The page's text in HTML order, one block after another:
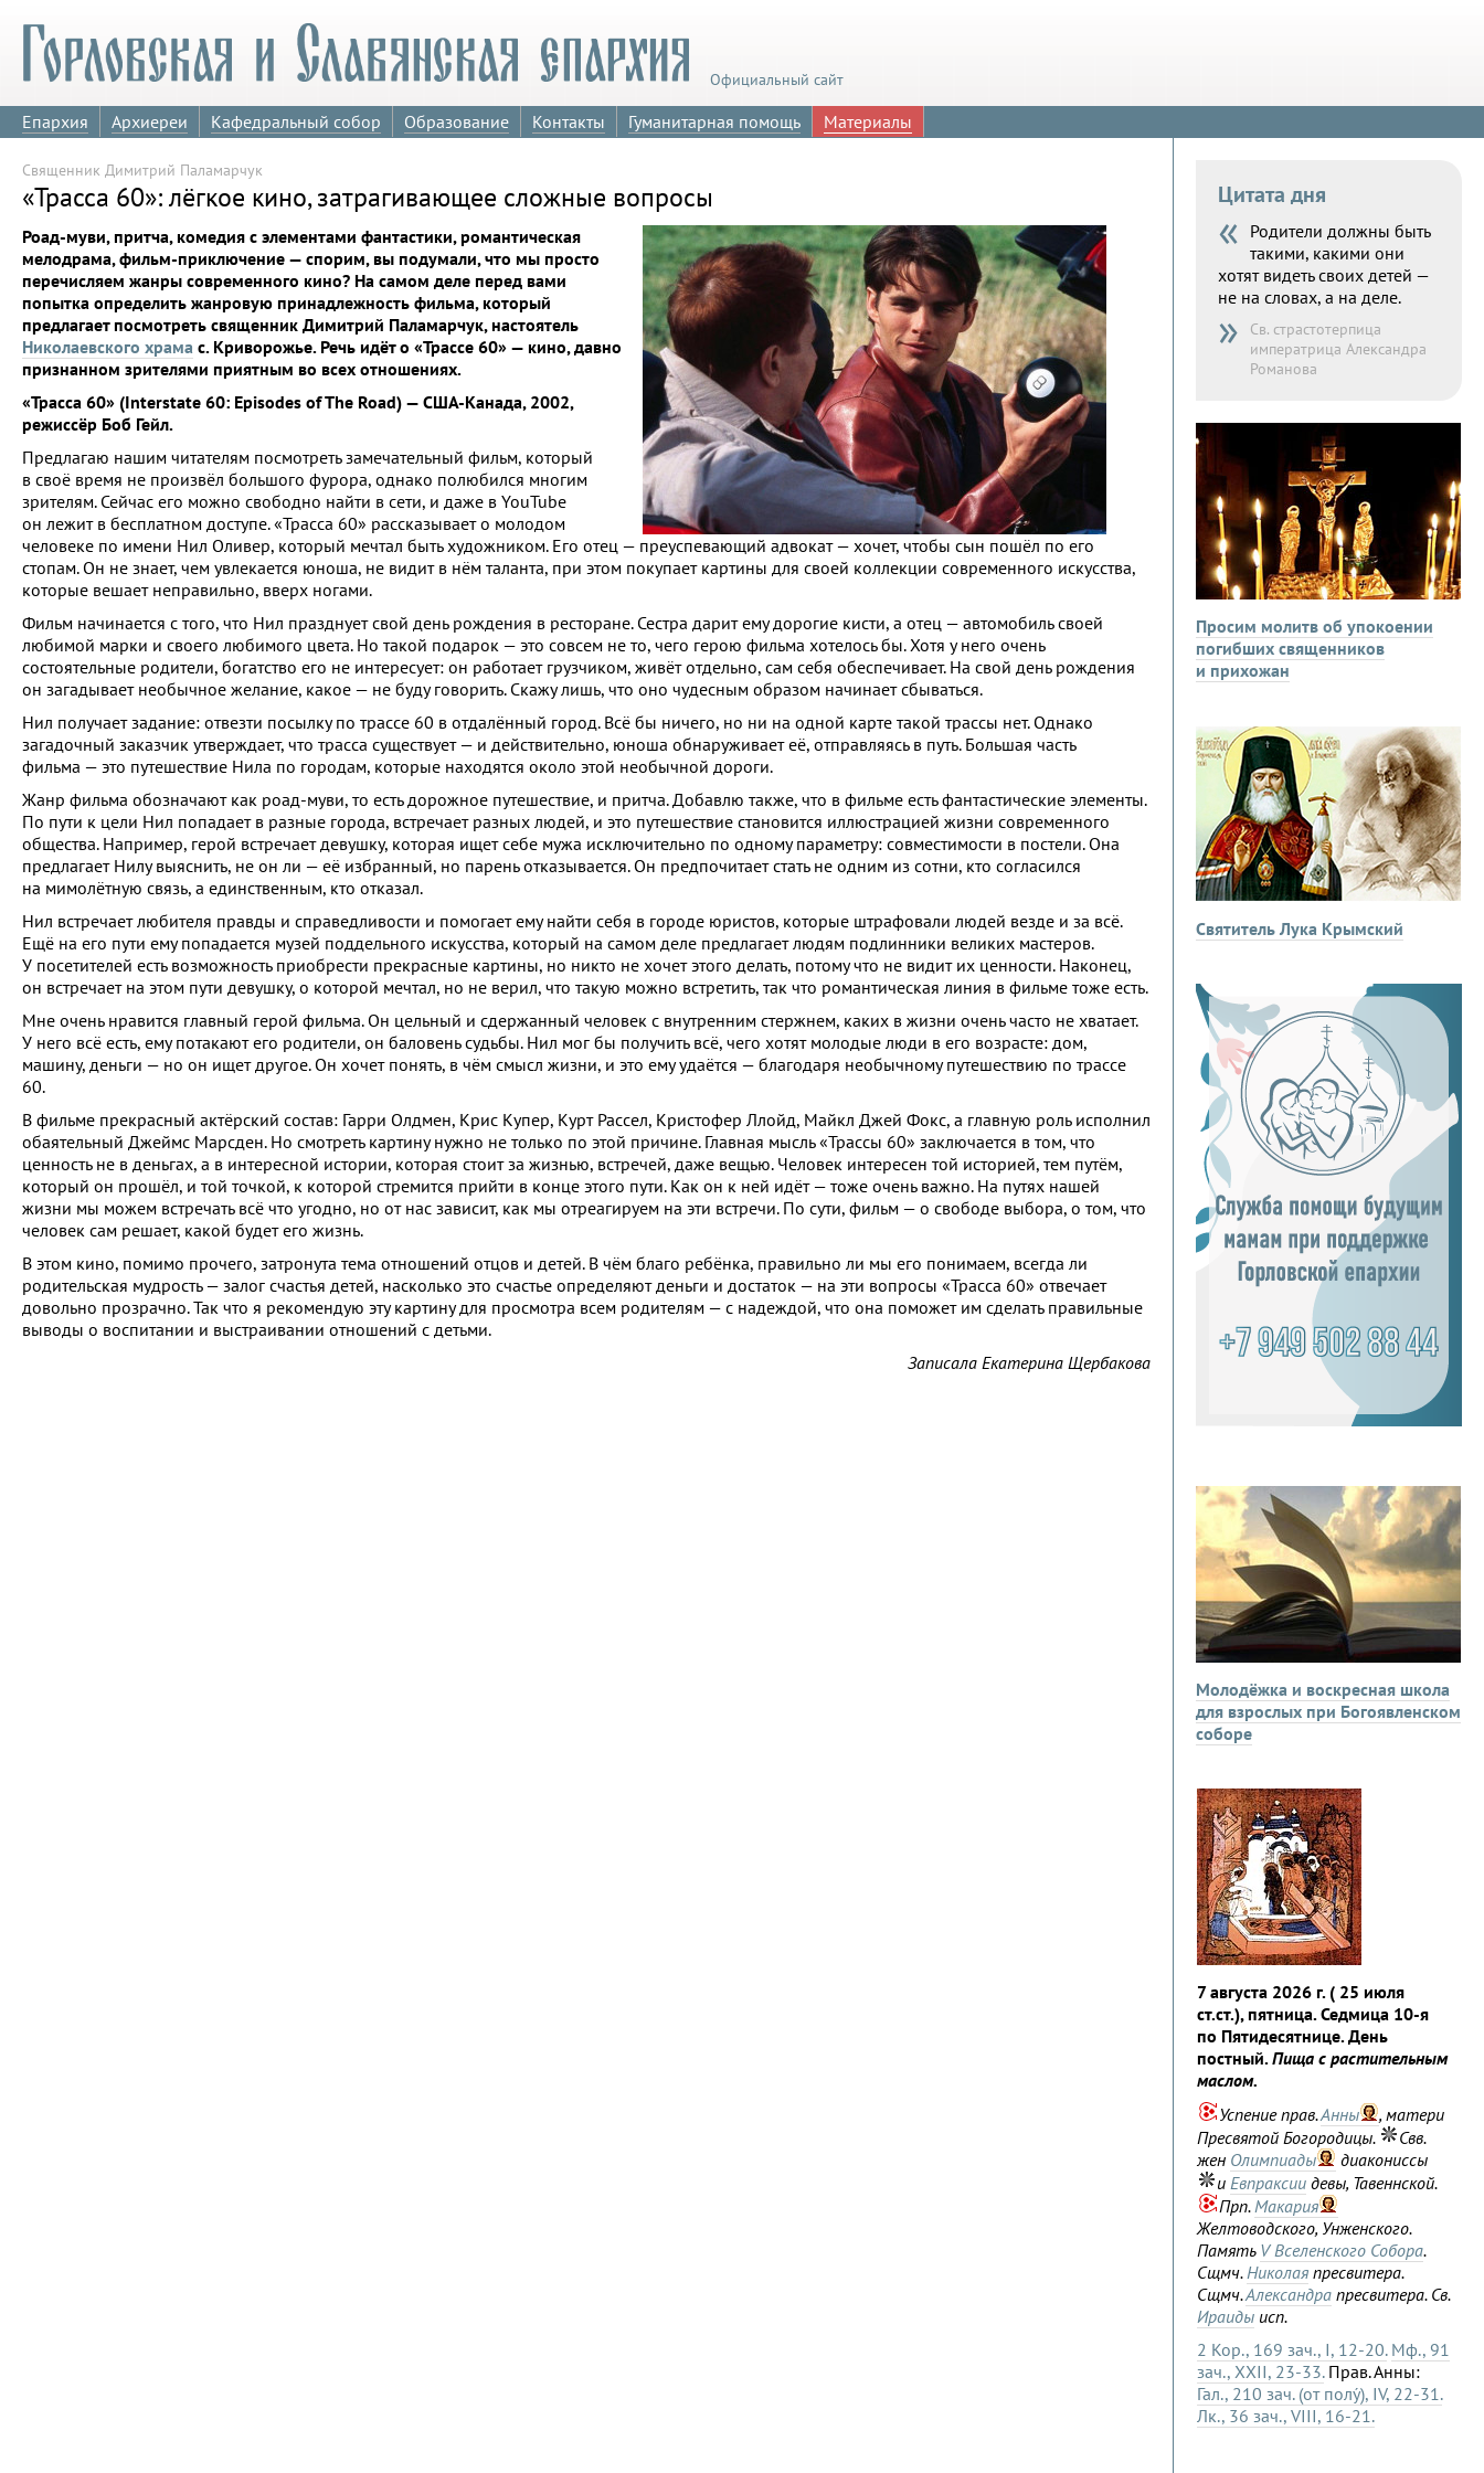
Официальный сайт
Епархия Архиереи Кафедральный собор Образование Контакты Гуманитарная помощь Материалы
Священник Димитрий Паламарчук
«Трасса 60»: лёгкое кино, затрагивающее сложные вопросы
Роад-муви, притча, комедия с элементами фантастики, романтическая
мелодрама, фильм-приключение — спорим, вы подумали, что мы просто
перечисляем жанры современного кино? На самом деле перед вами
попытка определить жанровую принадлежность фильма, который
предлагает посмотреть священник Димитрий Паламарчук, настоятель
Николаевского храма с. Криворожье. Речь идёт о «Трассе 60» — кино, давно
признанном зрителями приятным во всех отношениях.
«Трасса 60» (Interstate 60: Episodes of The Road) — США-Канада, 2002,
режиссёр Боб Гейл.
Предлагаю нашим читателям посмотреть замечательный фильм, который
в своё время не произвёл большого фурора, однако полюбился многим
зрителям. Сейчас его можно свободно найти в сети, и даже в YouTube
он лежит в бесплатном доступе. «Трасса 60» рассказывает о молодом
человеке по имени Нил Оливер, который мечтал быть художником. Его отец — преуспевающий адвокат — хочет, чтобы сын пошёл по его
стопам. Он не знает, чем увлекается юноша, не видит в нём таланта, при этом покупает картины для своей коллекции современного искусства,
которые вешает неправильно, вверх ногами.
Фильм начинается с того, что Нил празднует свой день рождения в ресторане. Сестра дарит ему дорогие кисти, а отец — автомобиль своей
любимой марки и своего любимого цвета. Но такой подарок — это совсем не то, чего герою фильма хотелось бы. Хотя у него очень
состоятельные родители, богатство его не интересует: он работает грузчиком, живёт отдельно, сам себя обеспечивает. На свой день рождения
он загадывает необычное желание, какое — не буду говорить. Скажу лишь, что оно чудесным образом начинает сбываться.
Нил получает задание: отвезти посылку по трассе 60 в отдалённый город. Всё бы ничего, но ни на одной карте такой трассы нет. Однако
загадочный заказчик утверждает, что трасса существует — и действительно, юноша обнаруживает её, отправляясь в путь. Большая часть
фильма — это путешествие Нила по городам, которые находятся около этой необычной дороги.
Жанр фильма обозначают как роад-муви, то есть дорожное путешествие, и притча. Добавлю также, что в фильме есть фантастические элементы.
По пути к цели Нил попадает в разные города, встречает разных людей, и это путешествие становится иллюстрацией жизни современного
общества. Например, герой встречает девушку, которая ищет себе мужа исключительно по одному параметру: совместимости в постели. Она
предлагает Нилу выяснить, не он ли — её избранный, но парень отказывается. Он предпочитает стать не одним из сотни, кто согласился
на мимолётную связь, а единственным, кто отказал.
Нил встречает любителя правды и справедливости и помогает ему найти себя в городе юристов, которые штрафовали людей везде и за всё.
Ещё на его пути ему попадается музей поддельного искусства, который на самом деле предлагает людям подлинники великих мастеров.
У посетителей есть возможность приобрести прекрасные картины, но никто не хочет этого делать, потому что не видит их ценности. Наконец,
он встречает на этом пути девушку, о которой мечтал, но не верил, что такую можно встретить, так что романтическая линия в фильме тоже есть.
Мне очень нравится главный герой фильма. Он цельный и сдержанный человек с внутренним стержнем, каких в жизни очень часто не хватает.
У него всё есть, ему потакают его родители, он баловень судьбы. Нил мог бы получить всё, чего хотят молодые люди в его возрасте: дом,
машину, деньги — но он ищет другое. Он хочет понять, в чём смысл жизни, и это ему удаётся — благодаря необычному путешествию по трассе
60.
В фильме прекрасный актёрский состав: Гарри Олдмен, Крис Купер, Курт Рассел, Кристофер Ллойд, Майкл Джей Фокс, а главную роль исполнил
обаятельный Джеймс Марсден. Но смотреть картину нужно не только по этой причине. Главная мысль «Трассы 60» заключается в том, что
ценность не в деньгах, а в интересной истории, которая стоит за жизнью, встречей, даже вещью. Человек интересен той историей, тем путём,
который он прошёл, и той точкой, к которой стремится прийти в конце этого пути. Как он к ней идёт — тоже очень важно. На путях нашей
жизни мы можем встречать всё что угодно, но от нас зависит, как мы отреагируем на эти встречи. По сути, фильм — о свободе выбора, о том, что
человек сам решает, какой будет его жизнь.
В этом кино, помимо прочего, затронута тема отношений отцов и детей. В чём благо ребёнка, правильно ли мы его понимаем, всегда ли
родительская мудрость — залог счастья детей, насколько это счастье определяют деньги и достаток — на эти вопросы «Трасса 60» отвечает
довольно прозрачно. Так что я рекомендую эту картину для просмотра всем родителям — с надеждой, что она поможет им сделать правильные
выводы о воспитании и выстраивании отношений с детьми.
Записала Екатерина Щербакова
Цитата дня
« Родители должны быть
такими, какими они
хотят видеть своих детей —
не на словах, а на деле.
»
Св. страстотерпица
императрица Александра
Романова
Просим молитв об упокоении
погибших священников
и прихожан
Святитель Лука Крымский
Молодёжка и воскресная школа
для взрослых при Богоявленском
соборе
7 августа 2026 г. ( 25 июля
ст.ст.), пятница. Седмица 10-я
по Пятидесятнице. День
постный.Пища с растительным
маслом.
Успение прав.Анны
, матери
Пресвятой Богородицы.
Свв.
жен Олимпиады
диакониссы
и Евпраксии девы, Тавеннской.
Прп.Макария
Желтоводского, Унженского.
Память V Вселенского Собора.
Сщмч.Николая пресвитера.
Сщмч.Александра пресвитера. Св.
Ираиды исп.
2 Кор., 169 зач., I, 12-20. Мф., 91
зач., XXII, 23-33.Прав. Анны:
Гал., 210 зач. (от полу́), IV, 22-31.
Лк., 36 зач., VIII, 16-21.